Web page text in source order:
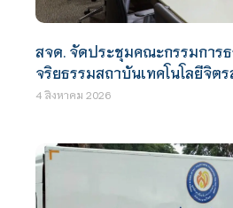
สจด. จัดประชุมคณะกรรมการ
จริยธรรมสถาบันเทคโนโลยีจิต
4 สิงหาคม 2026